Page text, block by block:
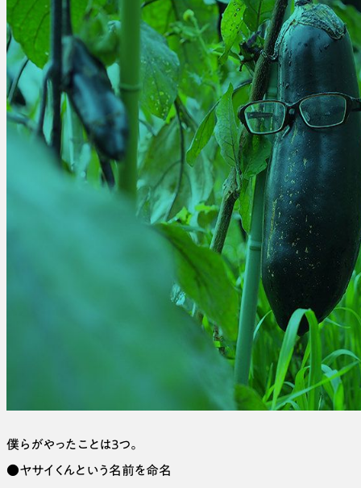
僕らがやったことは３つ。
●ヤサイくんという名前を命名